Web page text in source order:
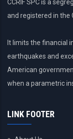
CCRIF SPC is a
and registered in the
It limits the financial
earthquakes and
American
when a parametric
LINK FOOTER